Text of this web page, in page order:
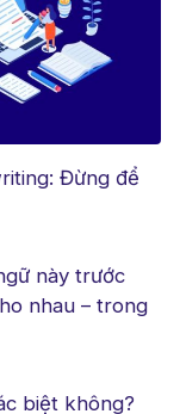
Đừng để
này trước
nhau – trong
biệt không?